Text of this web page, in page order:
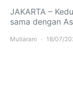
JAKARTA –
sama dengan
Mutiarani 18/07/